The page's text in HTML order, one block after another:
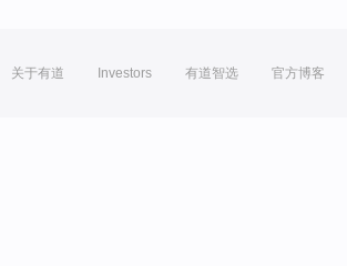
关于有道 Investors 有道智选 官方博客